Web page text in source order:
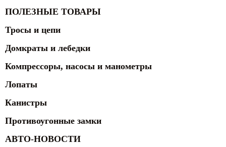
ПОЛЕЗНЫЕ ТОВАРЫ
Тросы и цепи
Домкраты и лебедки
Компрессоры, насосы и манометры
Лопаты
Канистры
Противоугонные замки
АВТО-НОВОСТИ